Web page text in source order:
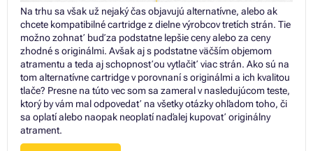
Na trhu sa však už nejaký čas objavujú alternatívne, alebo ak
chcete kompatibilné cartridge z dielne výrobcov tretích strán. Tie
možno zohnať buď za podstatne lepšie ceny alebo za ceny
zhodné s originálmi. Avšak aj s podstatne väčším objemom
atramentu a teda aj schopnosťou vytlačiť viac strán. Ako sú na
tom alternatívne cartridge v porovnaní s originálmi a ich kvalitou
tlače? Presne na túto vec som sa zameral v nasledujúcom teste,
ktorý by vám mal odpovedať na všetky otázky ohľadom toho, či
sa oplatí alebo naopak neoplatí naďalej kupovať originálny
atrament.